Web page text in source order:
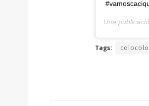
Una
Tags: colocolo